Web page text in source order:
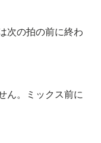
次の拍の前に終わ
ん。ミックス前に